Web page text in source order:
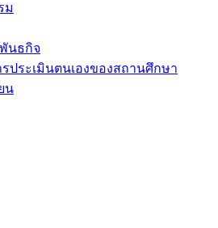
ม
นธกิจ
ประเมินตนเองของสถานศึกษา
น